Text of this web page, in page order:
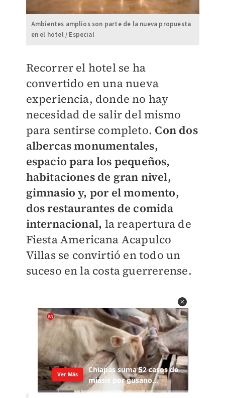
Ambientes amplios son parte de la nueva propuesta
en el hotel / Especial
Recorrer el hotel se ha
convertido en una nueva
experiencia, donde no hay
necesidad de salir del mismo
para sentirse completo. Con dos
albercas monumentales,
espacio para los pequeños,
habitaciones de gran nivel,
gimnasio y, por el momento,
dos restaurantes de comida
internacional, la reapertura de
Fiesta Americana Acapulco
Villas se convirtió en todo un
suceso en la costa guerrerense.